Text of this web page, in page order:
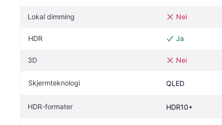
Lokal dimming Nei
HDR Ja
3D Nei
Skjermteknologi QLED
HDR-formater HDR10+